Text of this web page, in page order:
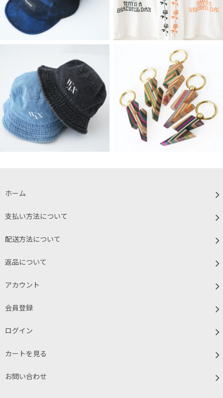
ホーム
支払い方法について
配送方法について
返品について
アカウント
会員登録
ログイン
カートを見る
お問い合わせ